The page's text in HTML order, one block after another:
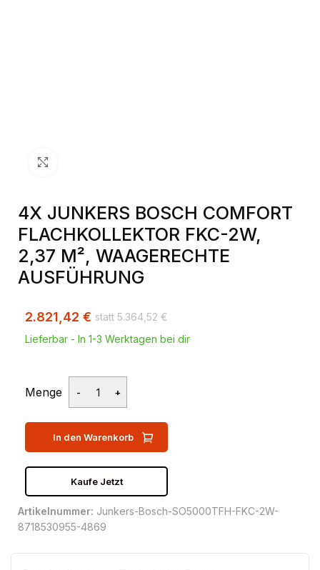
4X JUNKERS BOSCH COMFORT
FLACHKOLLEKTOR FKC-2W,
2,37 M², WAAGERECHTE
AUSFÜHRUNG
5.364,52 €
2.821,42 €
Lieferbar - In 1-3 Werktagen bei dir
Menge
In den Warenkorb
Kaufe Jetzt
Artikelnummer: Junkers-Bosch-SO5000TFH-FKC-2W-
8718530955-4869